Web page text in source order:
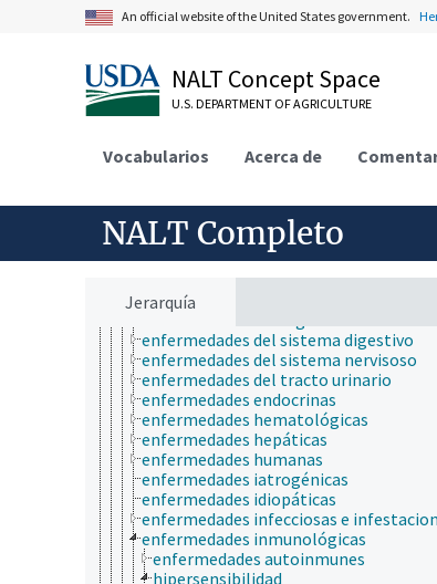
An official website of the United States government.
NALT Concept Space
U.S. DEPARTMENT OF AGRICULTURE
Vocabularios Acerca de
NALT Completo
Jerarquía
parasitología
psicología
química
salud animal y humana
ciencias médicas
endometriosis
enfermedades crónicas
enfermedades de la glándula mamaria
enfermedades de la piel
enfermedades de las patas
enfermedades de los oídos
enfermedades de origen hídrico
enfermedades del sistema digestivo
enfermedades del sistema nervisoso
enfermedades del tracto urinario
enfermedades endocrinas
enfermedades hematológicas
enfermedades hepáticas
enfermedades humanas
enfermedades iatrogénicas
enfermedades idiopáticas
enfermedades infecciosas e
enfermedades inmunológicas
enfermedades autoinmunes
hipersensibilidad